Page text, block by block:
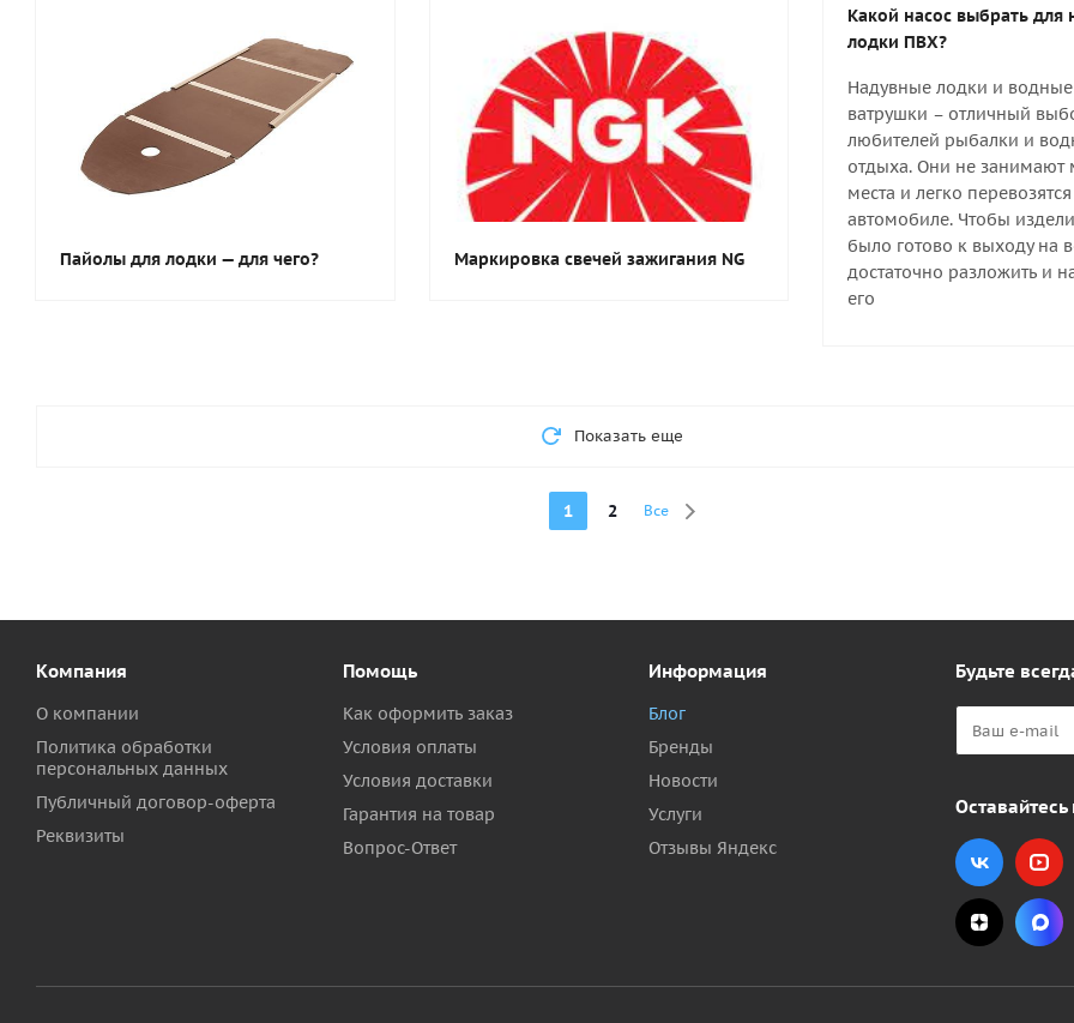
Пайолы для лодки — для чего? Маркировка свечей зажигания NG
Какой насос выбрать для
лодки ПВХ?
Надувные лодки и водные
ватрушки – отличный
любителей рыбалки и
отдыха. Они не занимают
места и легко
автомобиле. Чтобы
было готово к выходу на
достаточно разложить и
его
Показать еще
1 2 Все
Компания
О компании
Политика обработки
персональных данных
Публичный договор-оферта
Реквизиты
Помощь
Как оформить заказ
Условия оплаты
Условия доставки
Гарантия на товар
Вопрос-Ответ
Информация
Блог
Бренды
Новости
Услуги
Отзывы Яндекс
Будьте
Оставайтесь